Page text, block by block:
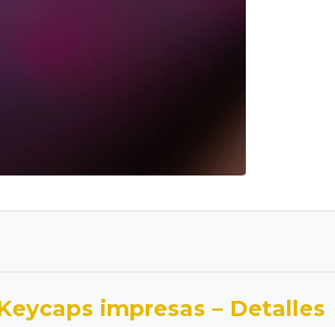
impresas – Detalles